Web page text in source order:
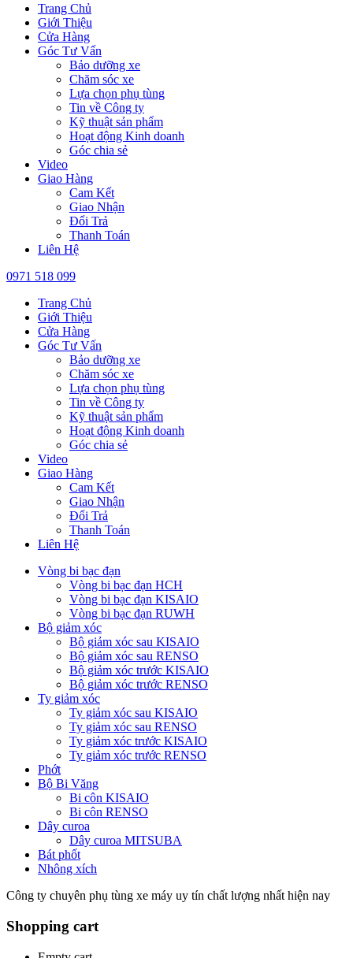
Trang Chủ
Giới Thiệu
Cửa Hàng
Góc Tư Vấn
Bảo dưỡng xe
Chăm sóc xe
Lựa chọn phụ tùng
Tin về Công ty
Kỹ thuật sản phẩm
Hoạt động Kinh doanh
Góc chia sẻ
Video
Giao Hàng
Cam Kết
Giao Nhận
Đổi Trả
Thanh Toán
Liên Hệ
0971 518 099
Trang Chủ
Giới Thiệu
Cửa Hàng
Góc Tư Vấn
Bảo dưỡng xe
Chăm sóc xe
Lựa chọn phụ tùng
Tin về Công ty
Kỹ thuật sản phẩm
Hoạt động Kinh doanh
Góc chia sẻ
Video
Giao Hàng
Cam Kết
Giao Nhận
Đổi Trả
Thanh Toán
Liên Hệ
Vòng bi bạc đạn
Vòng bi bạc đạn HCH
Vòng bi bạc đạn KISAIO
Vòng bi bạc đạn RUWH
Bộ giảm xóc
Bộ giảm xóc sau KISAIO
Bộ giảm xóc sau RENSO
Bộ giảm xóc trước KISAIO
Bộ giảm xóc trước RENSO
Ty giảm xóc
Ty giảm xóc sau KISAIO
Ty giảm xóc sau RENSO
Ty giảm xóc trước KISAIO
Ty giảm xóc trước RENSO
Phớt
Bộ Bi Văng
Bi côn KISAIO
Bi côn RENSO
Dây curoa
Dây curoa MITSUBA
Bát phốt
Nhông xích
Công ty chuyên phụ tùng xe máy uy tín chất lượng nhất hiện nay
Shopping cart